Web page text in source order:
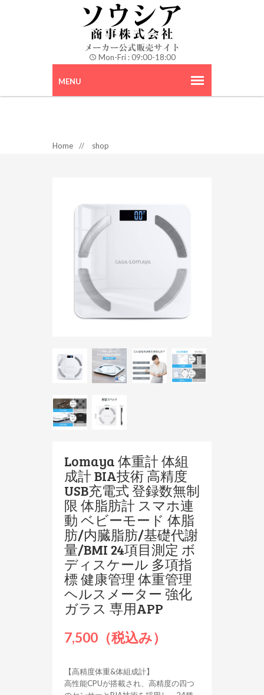
Mon-Fri : 09:00-18:00
Home // shop
Lomaya 体重計 体組
成計 BIA技術 高精度
USB充電式 登録数無制
限 体脂肪計 スマホ連
動 ベビーモード 体脂
肪/内臓脂肪/基礎代謝
量/BMI 24項目測定 ボ
ディスケール 多項指
標 健康管理 体重管理
ヘルスメーター 強化
ガラス 専用APP
7,500（税込み）
【高精度体重&体組成計】
高性能CPUが搭載され、高精度の四つ